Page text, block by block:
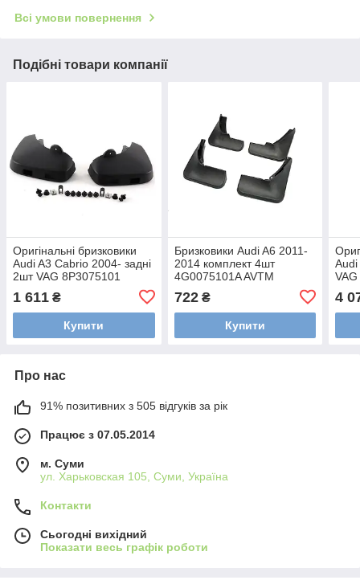
Всі умови повернення
Подібні товари компанії
Оригінальні бризковики
Audi A3 Cabrio 2004- задні
2шт VAG 8P3075101
1 611 ₴
Купити
Бризковики Audi A6 2011-
2014 комплект 4шт
4G0075101A AVTM
722₴
Купити
Audi
4
Про нас
91% позитивних з 505 відгуків за рік
Працює з 07.05.2014
м. Суми
ул. Харьковская 105, Суми, Україна
Контакти
Сьогодні вихідний
Показати весь графік роботи